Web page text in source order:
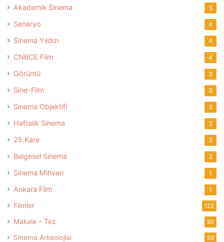
Akademik Sinema 5
Senaryo 4
Sinema Yıldızı 4
CNBCE Film 4
Görüntü 3
Sine-Film 3
Sinema Objektifi 3
Haftalık Sinema 2
25.Kare 2
Belgesel Sinema 2
Sinema Mihveri 1
Ankara Film 1
Filmler 122
Makale – Tez 90
Sinema Arkeolojisi 59